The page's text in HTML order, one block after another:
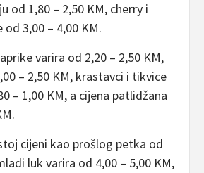
od 1,80 – 2,50 KM, cherry i
3,00 – 4,00 KM.
varira od 2,20 – 2,50 KM,
– 2,50 KM, krastavci i tikvice
– 1,00 KM, a cijena patlidžana
cijeni kao prošlog petka od
luk varira od 4,00 – 5,00 KM,